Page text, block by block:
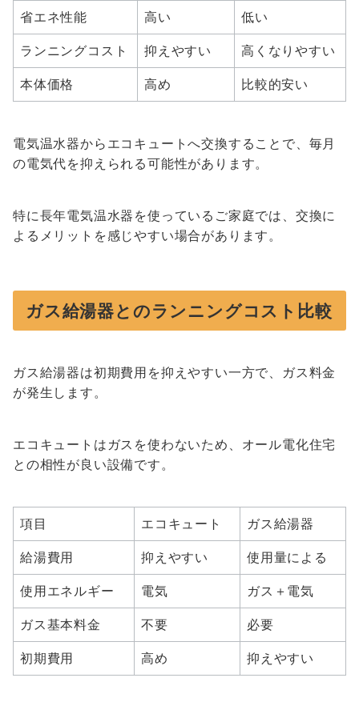
省エネ性能 高い 低い
ランニングコスト 抑えやすい 高くなりやすい
本体価格 高め 比較的安い
電気温水器からエコキュートへ交換することで、毎月
の電気代を抑えられる可能性があります。
特に長年電気温水器を使っているご家庭では、交換に
よるメリットを感じやすい場合があります。
ガス給湯器とのランニングコスト比較
ガス給湯器は初期費用を抑えやすい一方で、ガス料金
が発生します。
エコキュートはガスを使わないため、オール電化住宅
との相性が良い設備です。
項目 エコキュート ガス給湯器
給湯費用 抑えやすい 使用量による
使用エネルギー 電気 ガス＋電気
ガス基本料金 不要 必要
初期費用 高め 抑えやすい